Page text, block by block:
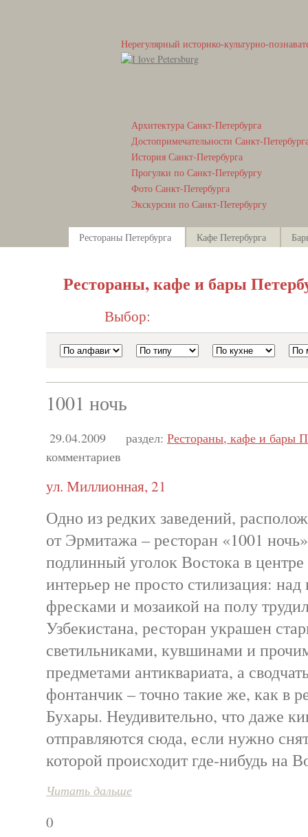
Нерегулярный историко-культурно-
Архитектура Санкт-Петербурга
Достопримечательности Санкт-
История Санкт-Петербурга
Прогулки по Санкт-Петербургу
Фото Санкт-Петербурга
Экскурсии по Санкт-Петербургу
Рестораны Петербурга Кафе Петербурга
Рестораны, кафе и бары
Выбор:
1001 ночь
29.04.2009 раздел: Рестораны, кафе и бары
комментариев
ул. Миллионная, 21
Одно из редких заведений,
от Эрмитажа – ресторан «1001
подлинный уголок Востока в
интерьер не просто стилизация:
фресками и мозаикой на полу
Узбекистана, ресторан украшен
светильниками, кувшинами и
предметами антиквариата, а
фонтанчик – точно такие же, как в
Бухары. Неудивительно, что даже
отправляются сюда, если нужно
которой происходит где-нибудь на
Читать дальше
0